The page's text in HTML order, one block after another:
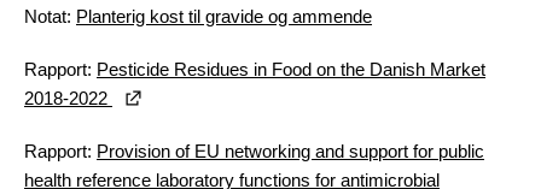
Notat: Planterig kost til gravide og ammende
Rapport: Pesticide Residues in Food on the Danish Market
2018-2022
Rapport: Provision of EU networking and support for public
health reference laboratory functions for antimicrobial